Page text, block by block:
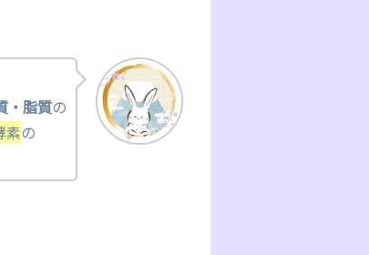
・脂質の
素の